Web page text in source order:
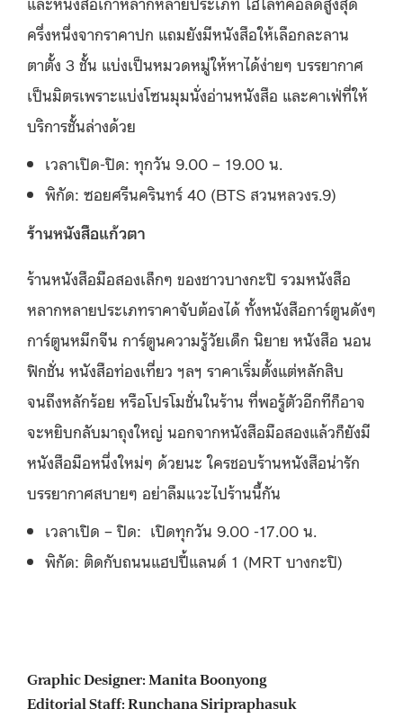
ครึ่งหนึ่งจากราคาปก แถมยังมีหนังสือให้เลือกละลาน
ตาตั้ง 3 ชั้น แบ่งเป็นหมวดหมู่ให้หาได้ง่ายๆ บรรยากาศ
เป็นมิตรเพราะแบ่งโซนมุมนั่งอ่านหนังสือ และคาเฟ่ที่ให้
บริการชั้นล่างด้วย
เวลาเปิด-ปิด: ทุกวัน 9.00 – 19.00 น.
พิกัด: ซอยศรีนครินทร์ 40 (BTS สวนหลวงร.9)
ร้านหนังสือแก้วตา
ร้านหนังสือมือสองเล็กๆ ของชาวบางกะปิ รวมหนังสือ
หลากหลายประเภทราคาจับต้องได้ ทั้งหนังสือการ์ตูนดังๆ
การ์ตูนหมึกจีน การ์ตูนความรู้วัยเด็ก นิยาย หนังสือ นอน
ฟิกชั่น หนังสือท่องเที่ยว ฯลฯ ราคาเริ่มตั้งแต่หลักสิบ
จนถึงหลักร้อย หรือโปรโมชั่นในร้าน ที่พอรู้ตัวอีกทีก็อาจ
จะหยิบกลับมาถุงใหญ่ นอกจากหนังสือมือสองแล้วก็ยังมี
หนังสือมือหนึ่งใหม่ๆ ด้วยนะ ใครชอบร้านหนังสือน่ารัก
บรรยากาศสบายๆ อย่าลืมแวะไปร้านนี้กัน
เวลาเปิด – ปิด: เปิดทุกวัน 9.00 -17.00 น.
พิกัด: ติดกับถนนแฮปปี้แลนด์ 1 (MRT บางกะปิ)
Graphic Designer: Manita Boonyong
Editorial Staff: Runchana Siripraphasuk